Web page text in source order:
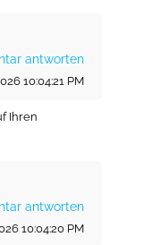
antworten
10:04:21 PM
Ihren
antworten
10:04:20 PM